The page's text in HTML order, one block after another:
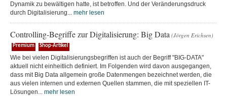
Dynamik zu bewältigen hatte, ist betroffen. Und der Veränderungsdruck
durch Digitalisierung... mehr lesen
Controlling-Begriffe zur Digitalisierung: Big Data (Jörgen Erichsen)
Premium Shop-Artikel
Wie bei vielen Digitalisierungsbegriffen ist auch der Begriff "BIG-DATA"
aktuell nicht einheitlich definiert. Im Folgenden wird davon ausgegangen,
dass mit Big Data allgemein große Datenmengen bezeichnet werden, die
aus vielen internen und externen Quellen stammen, die mit speziellen IT-
Lösungen... mehr lesen